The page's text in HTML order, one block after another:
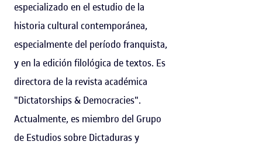
especializado en el estudio de la
historia cultural contemporánea,
especialmente del período franquista,
y en la edición filológica de textos. Es
directora de la revista académica
"Dictatorships & Democracies".
Actualmente, es miembro del Grupo
de Estudios sobre Dictaduras y